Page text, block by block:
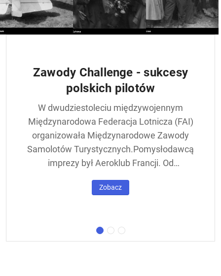
Zawody Challenge - sukcesy
polskich pilotów
W dwudziestoleciu międzywojennym
Międzynarodowa Federacja Lotnicza (FAI)
organizowała Międzynarodowe Zawody
Samolotów Turystycznych.Pomysłodawcą
imprezy był Aeroklub Francji. Od
de Tourisme – zawody nazywane były w
trasie znajdowała się m.in. Warszawa.
Zobacz